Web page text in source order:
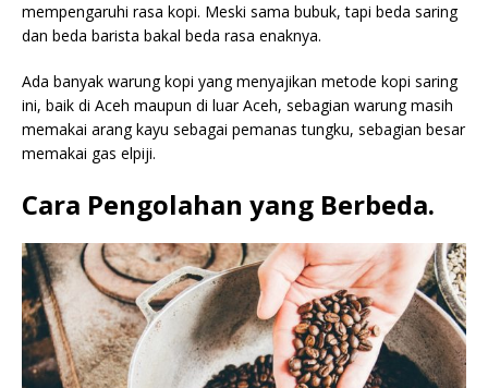
mempengaruhi rasa kopi. Meski sama bubuk, tapi beda saring
dan beda barista bakal beda rasa enaknya.
Ada banyak warung kopi yang menyajikan metode kopi saring
ini, baik di Aceh maupun di luar Aceh, sebagian warung masih
memakai arang kayu sebagai pemanas tungku, sebagian besar
memakai gas elpiji.
Cara Pengolahan yang Berbeda.